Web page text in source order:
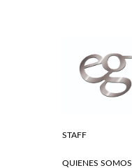
STAFF
QUIENES SOMOS